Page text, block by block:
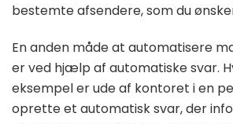
bestemte afsendere, som du
En anden måde at automatisere
er ved hjælp af automatiske svar.
eksempel er ude af kontoret i en
oprette et automatisk svar, der